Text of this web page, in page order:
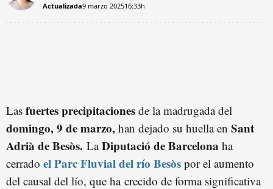
Actualizada9 marzo 202516:33h
Las fuertes precipitaciones de la madrugada del
domingo, 9 de marzo, han dejado su huella en Sant
Adrià de Besòs. LaDiputació de Barcelona ha
cerrado el Parc Fluvial del río Besòs por el aumento
del causal del lío, que ha crecido de forma significativa